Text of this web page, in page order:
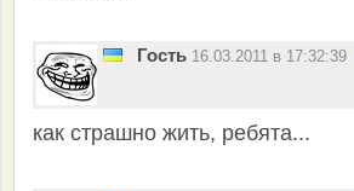
Гость 16.03.2011 в 17:32:39
как страшно жить, ребята...